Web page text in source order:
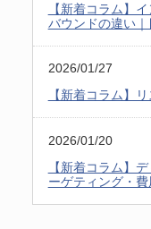
【新着コラム】
バウンドの違い
2026/01/27
【新着コラム】
2026/01/20
【新着コラム】
ーゲティング・